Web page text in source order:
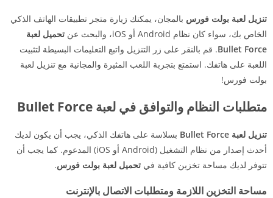
تنزيل لعبة بولت فورس بالمجان، يمكنك زيارة متجر تطبيقات الهاتف الذكي
الخاص بك، سواء كان نظام Android أو iOS، والبحث عن
تحميل لعبة
Bullet Force. قم بالنقر على زر التنزيل واتبع التعليمات البسيطة لتثبيت
اللعبة على هاتفك. استمتع بتجربة اللعب المثيرة والمجانية مع تنزيل لعبة
بولت فورس!
متطلبات النظام والتوافق في لعبة Bullet Force
تنزيل لعبة Bullet Force
بسلاسة على هاتفك الذكي، يجب أن يكون لديك
أحدث إصدار من نظام التشغيل (Android أو iOS) المدعوم. كما يجب أن
تتوفر لديك مساحة تخزين كافية في تحميل لعبة بولت فورس.
مساحة التخزين اللازمة ومتطلبات الاتصال بالإنترنت